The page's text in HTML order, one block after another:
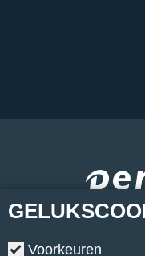
GELUKS
Voorkeuren